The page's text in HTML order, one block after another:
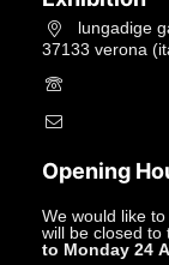
lungadige
37133 verona
Opening
We would like
will be closed to
to Monday 24